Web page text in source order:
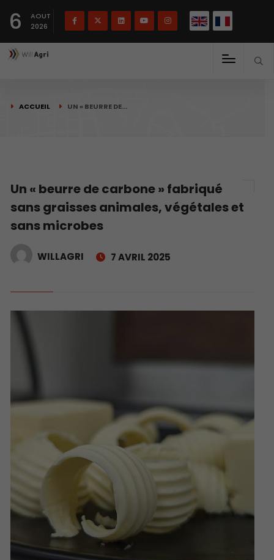
6
AOUT
2026
ACCUEIL UN « BEURRE DE…
Un « beurre de carbone » fabriqué
sans graisses animales, végétales et
sans microbes
WILLAGRI 7 AVRIL 2025
Français English(English)